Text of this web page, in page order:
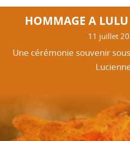
HOMMAGE A
11 juillet
Une cérémonie souvenir